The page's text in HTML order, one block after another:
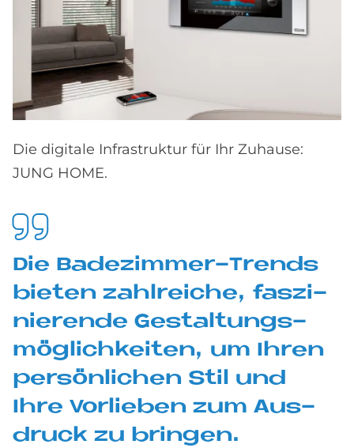
Die digitale Infrastruktur für Ihr Zuhause:
JUNG HOME.
Die Ba­de­zim­mer-Trends
bie­ten zahl­reiche, fas­zi­
nie­ren­de Ge­stal­tungs­
mög­lich­kei­ten, um Ih­ren
per­sön­li­chen Stil und
Ihre Vor­lie­ben zum Aus­
druck zu brin­gen.